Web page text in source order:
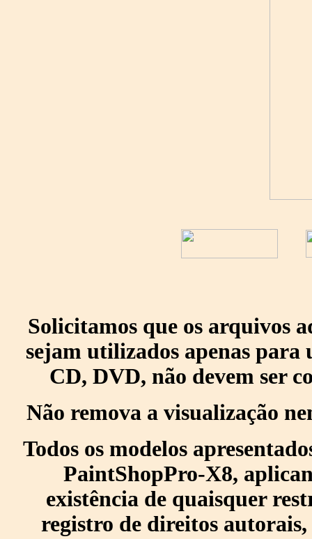
Solicitamos que os arquivos
sejam utilizados apenas para
CD, DVD, não devem ser
Não remova a visualização
Todos os modelos
PaintShopPro-X8,
existência de quaisquer
registro de direitos